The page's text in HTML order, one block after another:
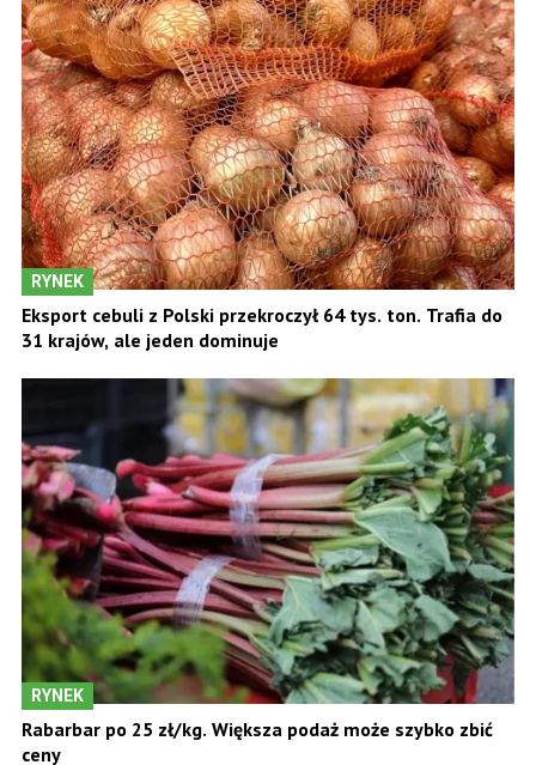
RYNEK
Eksport cebuli z Polski przekroczył 64 tys. ton. Trafia do
31 krajów, ale jeden dominuje
RYNEK
Rabarbar po 25 zł/kg. Większa podaż może szybko zbić
ceny